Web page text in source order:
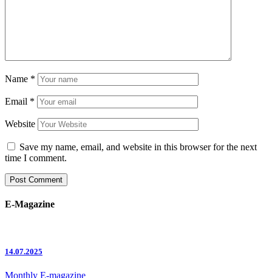
Name *
Email *
Website
Save my name, email, and website in this browser for the next
time I comment.
E-Magazine
14.07.2025
Monthly E-magazine